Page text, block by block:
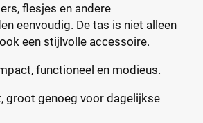
flesjes en andere
eenvoudig. De tas is niet alleen
een stijlvolle accessoire.
functioneel en modieus.
groot genoeg voor dagelijkse